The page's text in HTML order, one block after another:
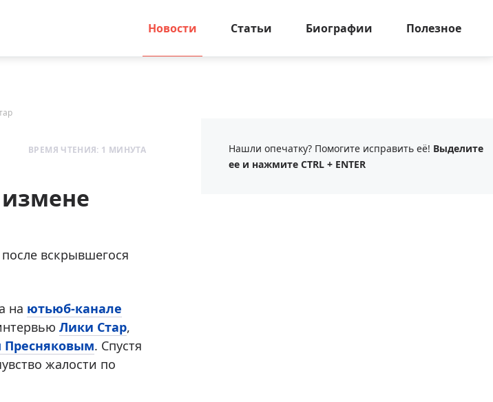
Новости Статьи Биографии Полезное
ВРЕМЯ ЧТЕНИЯ: 1 МИНУТА
измене
вскрывшегося
на ютьюб-канале
Лики Стар,
. Спустя
жалости по
Нашли опечатку? Помогите исправить её! Выделите
ее и нажмите CTRL + ENTER